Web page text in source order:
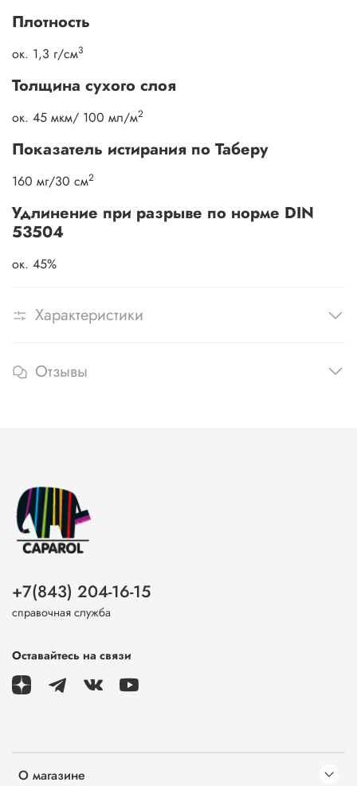
Плотность
ок. 1,3 г/см3
Толщина сухого слоя
ок. 45 мкм/ 100 мл/м2
Показатель истирания по Таберу
160 мг/30 см2
Удлинение при разрыве по норме DIN
53504
ок. 45%
Характеристики
Отзывы
О магазине
+7(843) 204-16-15
справочная служба
Оставайтесь на связи